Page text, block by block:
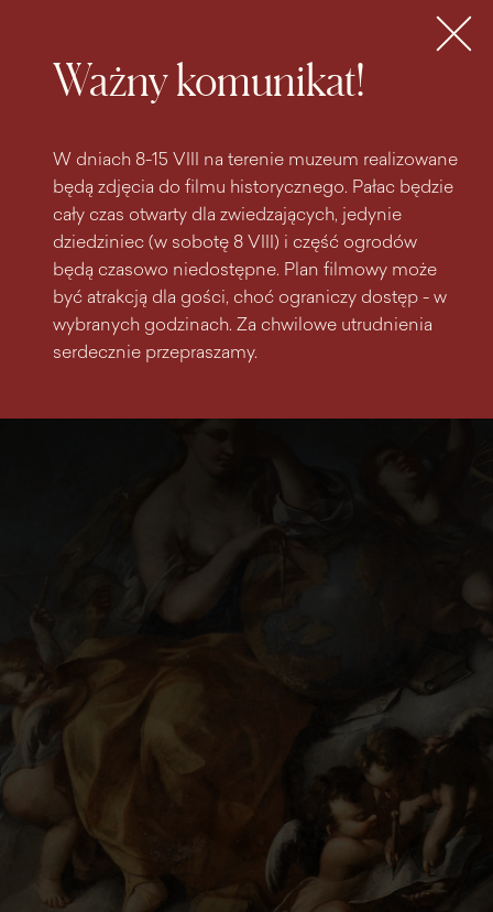
Ważny komunikat!
W dniach 8-15 VIII na terenie muzeum realizowane
będą zdjęcia do filmu historycznego. Pałac będzie
cały czas otwarty dla zwiedzających, jedynie
dziedziniec (w sobotę 8 VIII) i część ogrodów
będą czasowo niedostępne. Plan filmowy może
być atrakcją dla gości, choć ograniczy dostęp - w
wybranych godzinach. Za chwilowe utrudnienia
serdecznie przepraszamy.
MENU